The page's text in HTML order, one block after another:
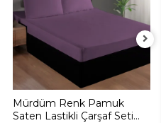
Mürdüm Renk Pamuk
Saten Lastikli Çarşaf Seti